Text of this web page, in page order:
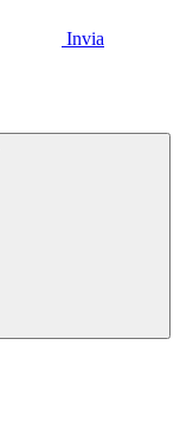
Invia